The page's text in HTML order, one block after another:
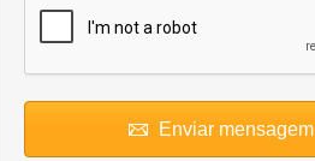
Enviar mensagem